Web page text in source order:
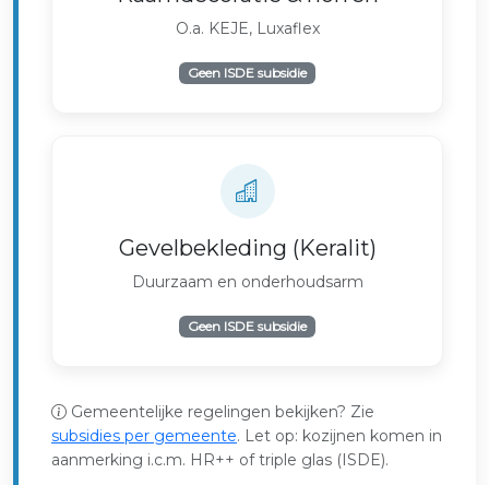
O.a. KEJE, Luxaflex
Geen ISDE subsidie
Gevelbekleding (Keralit)
Duurzaam en onderhoudsarm
Geen ISDE subsidie
Gemeentelijke regelingen bekijken? Zie
subsidies per gemeente. Let op: kozijnen komen in
aanmerking i.c.m. HR++ of triple glas (ISDE).